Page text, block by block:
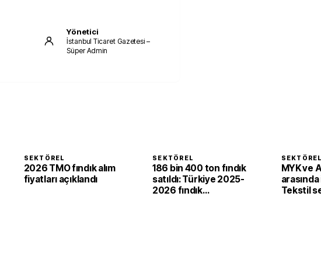
Yönetici
İstanbul Ticaret Gazetesi –
Süper Admin
SEKTÖREL
2026 TMO fındık alım
fiyatları açıklandı
SEKTÖREL
186 bin 400 ton fındık
satıldı: Türkiye 2025-
2026 fındık
SEKTÖREL
MYK ve
Tekstil